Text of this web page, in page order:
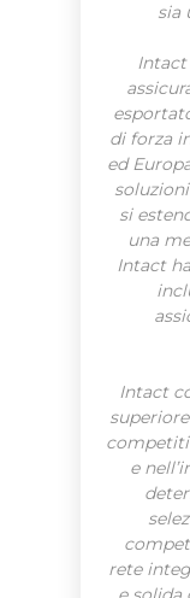
sia
di forza
ed
si
una
Intact
Intact
e
rete